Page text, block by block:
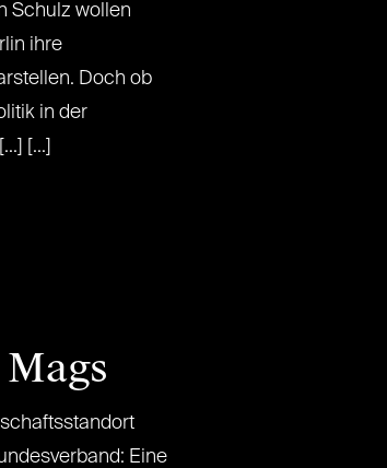
Schulz wollen
ihre
Doch ob
in der
[...]
Eine